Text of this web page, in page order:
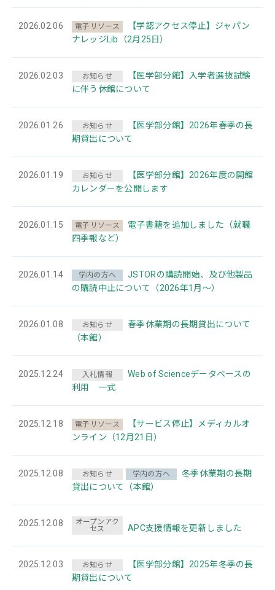
2026.02.06 電子リソース
【学認アクセス停止】ジャパン
ナレッジLib（2月25日）
2026.02.03 お知らせ
【医学部分館】入学者選抜試験
に伴う休館について
2026.01.26 お知らせ
【医学部分館】2026年春季の長
期貸出について
2026.01.19 お知らせ
【医学部分館】2026年度の開館
カレンダーを公開します
2026.01.15 電子リソース
電子書籍を追加しました（就職
四季報など）
2026.01.14 学内の方へ
JSTORの購読開始、及び他製品
の購読中止について（2026年1月～）
2026.01.08 お知らせ
春季休業期の長期貸出について
（本館）
2025.12.24 入札情報
Web of Scienceデータベースの
利用 一式
2025.12.18 電子リソース
【サービス停止】メディカルオ
ンライン（12月21日）
2025.12.08 お知らせ 学内の方へ
冬季休業期の長期
貸出について（本館）
2025.12.08 オープンアク
セス APC支援情報を更新しました
2025.12.03 お知らせ
【医学部分館】2025年冬季の長
期貸出について